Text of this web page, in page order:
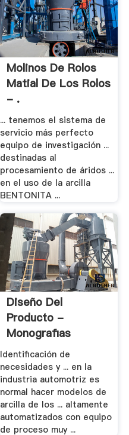
Molinos De Rolos
Matial De Los Rolos
- .
... tenemos el sistema de
servicio más perfecto
equipo de investigación ...
destinadas al
procesamiento de áridos ...
en el uso de la arcilla
BENTONITA ...
Diseño Del
Producto -
Monografias
Identificación de
necesidades y ... en la
industria automotriz es
normal hacer modelos de
arcilla de los ... altamente
automatizados con equipo
de proceso muy ...